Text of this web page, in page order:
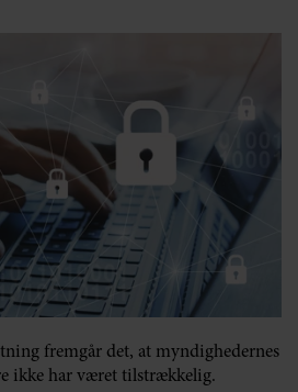
fremgår det, at myndighedernes
ikke har været tilstrækkelig.